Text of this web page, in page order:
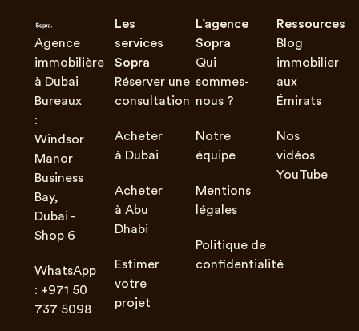
Agence
immobilière
à Dubai
Bureaux
:
Windsor
Manor
Business
Bay,
Dubai -
Shop 6
WhatsApp
: +971 50
737 5098
Les
services
Sopra
Réserver une
consultation
Acheter
à Dubai
Acheter
à Abu
Dhabi
Estimer
votre
projet
L’agence
Sopra
Qui
sommes-
nous ?
Notre
équipe
Mentions
légales
Politique de
confidentialité
Ressources
Blog
immobilier
aux
Émirats
Nos
vidéos
YouTube